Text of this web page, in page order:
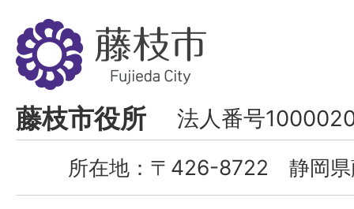
藤
枝
市
Fujieda
City
藤枝市役所 法人番号
所在地： 〒426-8722 静岡県